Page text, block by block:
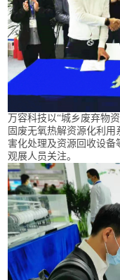
万容科技以“城乡废弃物
固废无氧热解资源化利
害化处理及资源回收设
观展人员关注。